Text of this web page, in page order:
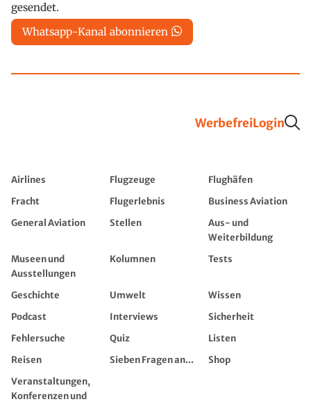
gesendet.
Whatsapp-Kanal abonnieren
WerbefreiLogin
Airlines Flugzeuge
Flughäfen
Fracht
Flugerlebnis
Business Aviation
General Aviation
Stellen
Aus- und
Weiterbildung
Museen und
Ausstellungen
Kolumnen Tests
Geschichte Umwelt
Wissen
Podcast
Interviews
Sicherheit
Fehlersuche
Quiz
Listen
Reisen
Sieben Fragen an...
Shop
Veranstaltungen,
Konferenzen und